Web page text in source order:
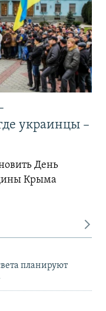
украинцы –
День
Крыма
планируют